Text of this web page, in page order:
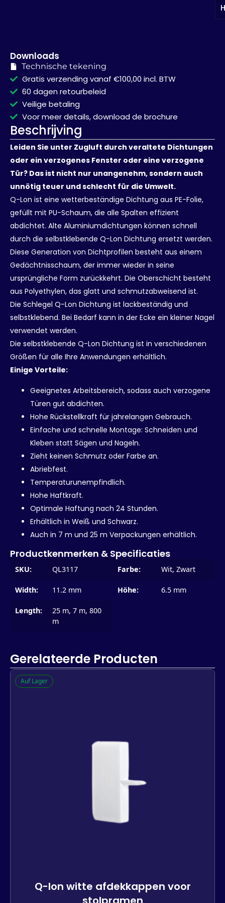
Downloads
Technische tekening
Gratis verzending vanaf €100,00 incl. BTW
60 dagen retourbeleid
Veilige betaling
Voor meer details, download de brochure
Beschrijving
Leiden Sie unter Zugluft durch veraltete Dichtungen
oder ein verzogenes Fenster oder eine verzogene
Tür? Das ist nicht nur unangenehm, sondern auch
unnötig teuer und schlecht für die Umwelt.
Q-Lon ist eine wetterbeständige Dichtung aus PE-Folie,
gefüllt mit PU-Schaum, die alle Spalten effizient
abdichtet. Alte Aluminiumdichtungen können schnell
durch die selbstklebende Q-Lon Dichtung ersetzt werden.
Diese Generation von Dichtprofilen besteht aus einem
Gedächtnisschaum, der immer wieder in seine
ursprüngliche Form zurückkehrt. Die Oberschicht besteht
aus Polyethylen, das glatt und schmutzabweisend ist.
Die Schlegel Q-Lon Dichtung ist lackbeständig und
selbstklebend. Bei Bedarf kann in der Ecke ein kleiner Nagel
verwendet werden.
Die selbstklebende Q-Lon Dichtung ist in verschiedenen
Größen für alle Ihre Anwendungen erhältlich.
Einige Vorteile:
Geeignetes Arbeitsbereich, sodass auch verzogene
Türen gut abdichten.
Hohe Rückstellkraft für jahrelangen Gebrauch.
Einfache und schnelle Montage: Schneiden und
Kleben statt Sägen und Nageln.
Zieht keinen Schmutz oder Farbe an.
Abriebfest.
Temperaturunempfindlich.
Hohe Haftkraft.
Optimale Haftung nach 24 Stunden.
Erhältlich in Weiß und Schwarz.
Auch in 7 m und 25 m Verpackungen erhältlich.
Productkenmerken & Specificaties
SKU: QL3117
Width: 11.2 mm
Length:
25 m, 7 m, 800
m
Farbe: Wit, Zwart
Höhe: 6.5 mm
Gerelateerde Producten
Auf Lager
Q-lon witte afdekkappen voor